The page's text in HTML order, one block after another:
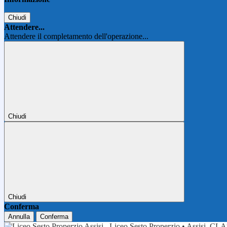
Chiudi
Attendere...
Attendere il completamento dell'operazione...
Chiudi
Chiudi
Conferma
Annulla Conferma